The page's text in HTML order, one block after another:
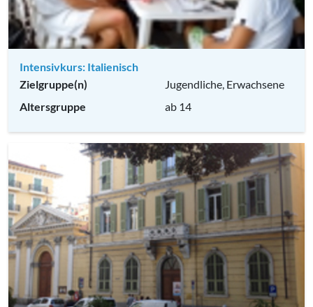
Intensivkurs: Italienisch
Zielgruppe(n)
Jugendliche, Erwachsene
Altersgruppe
ab 14